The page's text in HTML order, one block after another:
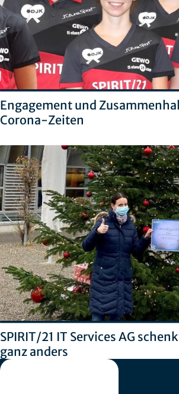
Engagement und
Corona-Zeiten
SPIRIT/21 IT Services AG
ganz anders